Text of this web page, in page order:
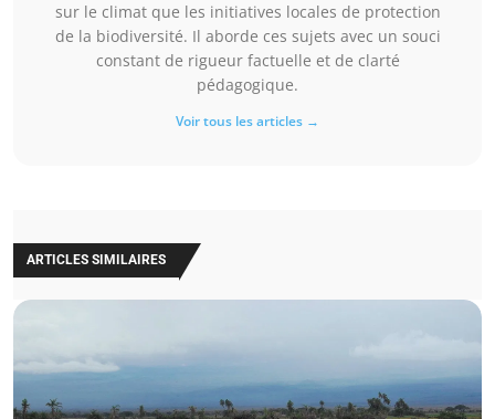
sur le climat que les initiatives locales de protection
de la biodiversité. Il aborde ces sujets avec un souci
constant de rigueur factuelle et de clarté
pédagogique.
Voir tous les articles →
ARTICLES SIMILAIRES